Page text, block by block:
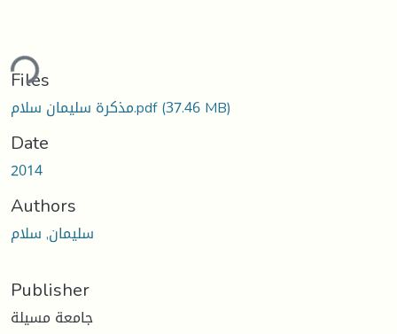
Files
مذكرة سليمان سلام.pdf(37.46 MB)
Date
2014
Authors
سليمان, سلام
Publisher
جامعة مسيلة